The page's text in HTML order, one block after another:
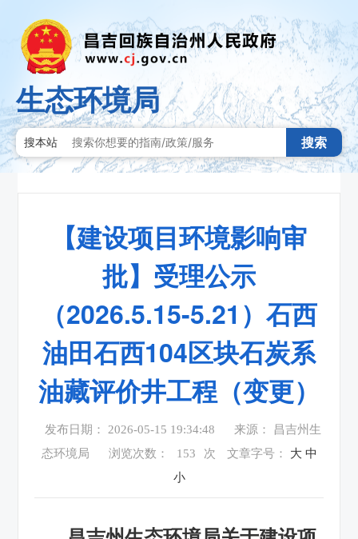
生态环境局
搜本站 搜索
【建设项目环境影响审
批】受理公示
（2026.5.15-5.21）石西
油田石西104区块石炭系
油藏评价井工程（变更）
发布日期： 2026-05-15 19:34:48
来源： 昌吉州生
态环境局
浏览次数： 153 次 文章字号： 大 中
小